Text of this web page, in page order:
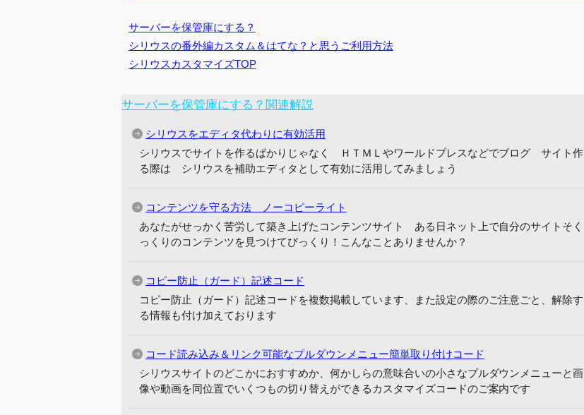
サーバーを保管庫にする？
シリウスの番外編カスタム＆はてな？と思うご利用方法
シリウスカスタマイズTOP
サーバーを保管庫にする？関連解説
シリウスをエディタ代わりに有効活用
シリウスでサイトを作るばかりじゃなく ＨＴＭＬやワールドプレスなどでブログ サイト作
る際は シリウスを補助エディタとして有効に活用してみましょう
コンテンツを守る方法 ノーコピーライト
あなたがせっかく苦労して築き上げたコンテンツサイト ある日ネット上で自分のサイトそく
っくりのコンテンツを見つけてびっくり！こんなことありませんか？
コピー防止（ガード）記述コード
コピー防止（ガード）記述コードを複数掲載しています、また設定の際のご注意ごと、解除す
る情報も付け加えております
コード読み込み＆リンク可能なプルダウンメニュー簡単取り付けコード
シリウスサイトのどこかにおすすめか、何かしらの意味合いの小さなプルダウンメニューと画
像や動画を同位置でいくつもの切り替えができるカスタマイズコードのご案内です